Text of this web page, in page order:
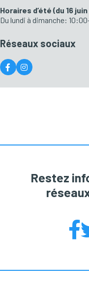
Horaires d’été (du 16
Du lundi à dimanche:
Réseaux sociaux
Restez